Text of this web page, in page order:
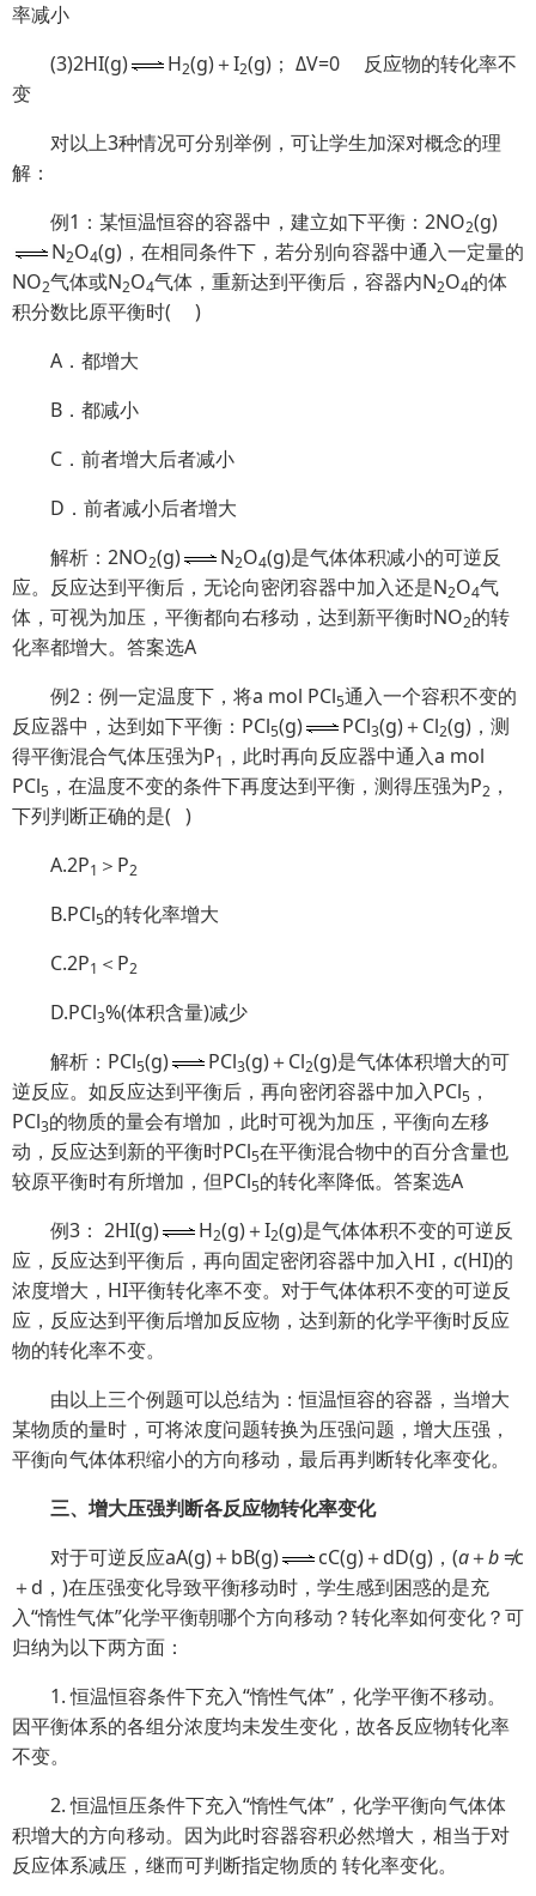
率减小
(3)2HI(g)
H2(g)＋I2(g)； ΔV=0 反应物的转化率不
变
对以上3种情况可分别举例，可让学生加深对概念的理
解：
例1：某恒温恒容的容器中，建立如下平衡：2NO2(g)
N2O4(g)，在相同条件下，若分别向容器中通入一定量的
NO2气体或N2O4气体，重新达到平衡后，容器内N2O4的体
积分数比原平衡时( )
A．都增大
B．都减小
C．前者增大后者减小
D．前者减小后者增大
解析：2NO2(g) N2O4(g)是气体体积减小的可逆反
应。反应达到平衡后，无论向密闭容器中加入还是N2O4气
体，可视为加压，平衡都向右移动，达到新平衡时NO2的转
化率都增大。答案选A
例2：例一定温度下，将a mol PCl5通入一个容积不变的
反应器中，达到如下平衡：PCl5(g) PCl3(g)＋Cl2(g)，测
得平衡混合气体压强为P1 ，此时再向反应器中通入a mol
PCl5 ，在温度不变的条件下再度达到平衡，测得压强为P2 ，
下列判断正确的是( )
A.2P1 ＞P2
B.PCl5的转化率增大
C.2P1 ＜P2
D.PCl3%(体积含量)减少
解析：PCl5(g) PCl3(g)＋Cl2(g)是气体体积增大的可
逆反应。如反应达到平衡后，再向密闭容器中加入PCl5 ，
PCl3的物质的量会有增加，此时可视为加压，平衡向左移
动，反应达到新的平衡时PCl5在平衡混合物中的百分含量也
较原平衡时有所增加，但PCl5的转化率降低。答案选A
例3： 2HI(g)
H2(g)＋I2(g)是气体体积不变的可逆反
应，反应达到平衡后，再向固定密闭容器中加入HI， c(HI)的
浓度增大，HI平衡转化率不变。对于气体体积不变的可逆反
应，反应达到平衡后增加反应物，达到新的化学平衡时反应
物的转化率不变。
由以上三个例题可以总结为：恒温恒容的容器，当增大
某物质的量时，可将浓度问题转换为压强问题，增大压强，
平衡向气体体积缩小的方向移动，最后再判断转化率变化。
三、增大压强判断各反应物转化率变化
对于可逆反应aA(g)＋bB(g)
cC(g)＋dD(g)，(a＋b ≠c
＋d，)在压强变化导致平衡移动时，学生感到困惑的是充
入“惰性气体”化学平衡朝哪个方向移动？转化率如何变化？可
归纳为以下两方面：
1. 恒温恒容条件下充入“惰性气体”，化学平衡不移动。
因平衡体系的各组分浓度均未发生变化，故各反应物转化率
不变。
2. 恒温恒压条件下充入“惰性气体”，化学平衡向气体体
积增大的方向移动。因为此时容器容积必然增大，相当于对
反应体系减压，继而可判断指定物质的 转化率变化。